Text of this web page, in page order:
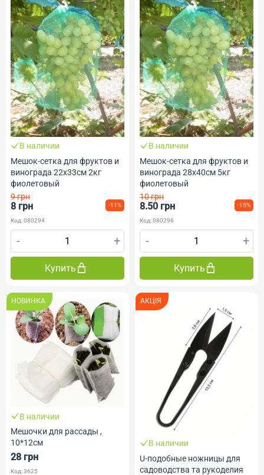
В наличии
Мешок-сетка для фруктов и
винограда 22х33см 2кг
фиолетовый
9 грн
8 грн -11%
Код: 080294
- +
Купить
В наличии
Мешок-сетка для фруктов и
винограда 28х40см 5кг
фиолетовый
10 грн
8.50 грн -15%
Код: 080296
- +
Купить
НОВИНКА
В наличии
Мешочки для рассады ,
10*12см
28 грн
Код: 3625
АКЦІЯ
В наличии
U-подобные ножницы для
садоводства та рукоделия